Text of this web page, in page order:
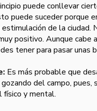
puede conllevar
puede suceder porque
de la
positivo. Aunque cabe
tener para pasar unas
Es más probable que
del campo, pues,
físico y mental.